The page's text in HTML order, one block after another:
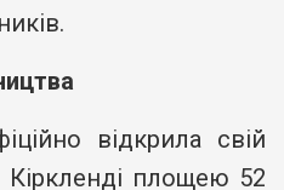
відкрила свій
площею 52